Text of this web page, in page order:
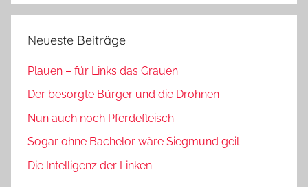
Neueste Beiträge
Plauen – für Links das Grauen
Der besorgte Bürger und die Drohnen
Nun auch noch Pferdefleisch
Sogar ohne Bachelor wäre Siegmund geil
Die Intelligenz der Linken